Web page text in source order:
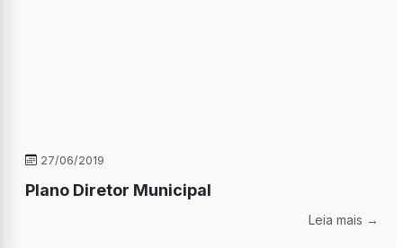
27/06/2019
Plano Diretor Municipal
Leia mais →